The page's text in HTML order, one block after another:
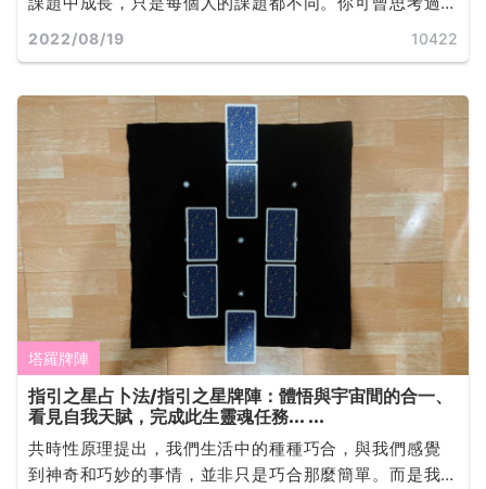
宇宙給自己的課題是什麼嗎？... ...
2022/08/19 10422
塔羅牌陣
指引之星占卜法/指引之星牌陣：體悟與宇宙間的合一、
看見自我天賦，完成此生靈魂任務... ...
共時性原理提出，我們生活中的種種巧合，與我們感覺
到神奇和巧妙的事情，並非只是巧合那麼簡單。而是我